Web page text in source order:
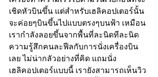
เชิดหัวบินขึ้น แต่สำหรับเฮลิคอปเตอร์นั้น
จะค่อยๆบินขึ้นไปแบบตรงๆบนฟ้า เหมือน
เรากำลังลอยขึ้นจากพื้นที่ละนิดทีละนิด
ความรู้สึกคนละฟีลกับการนั่งเครื่องบิน
เลย ไม่น่ากลัวอย่างที่คิด แถมนั่ง
เฮลิคอปเตอร์แบบนี้ เรายังสามารถเห็นวิว